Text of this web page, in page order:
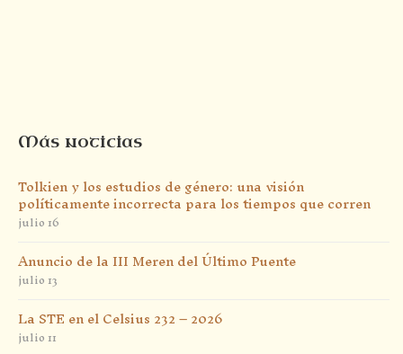
Más noticias
Tolkien y los estudios de género: una visión
políticamente incorrecta para los tiempos que corren
julio 16
Anuncio de la III Meren del Último Puente
julio 13
La STE en el Celsius 232 – 2026
julio 11